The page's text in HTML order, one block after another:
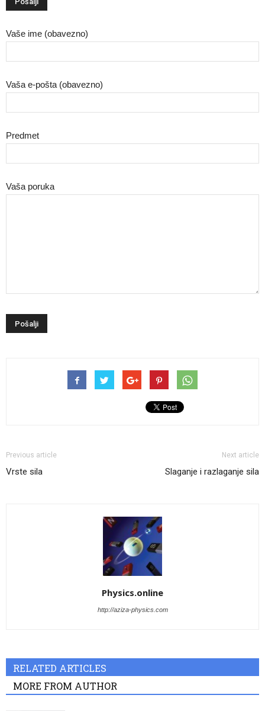
Vaše ime (obavezno)
Vaša e-pošta (obavezno)
Predmet
Vaša poruka
Previous article
Vrste sila
Next article
Slaganje i razlaganje sila
Physics.online
http://aziza-physics.com
RELATED ARTICLES
MORE FROM AUTHOR